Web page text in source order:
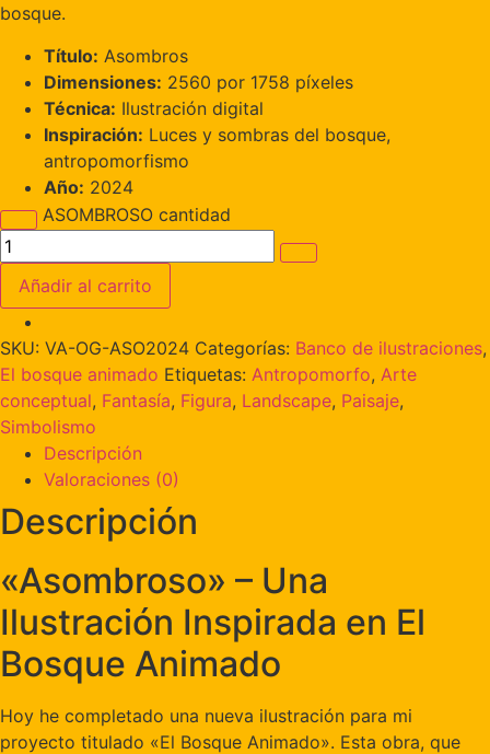
bosque.
Título: Asombros
Dimensiones: 2560 por 1758 píxeles
Técnica: Ilustración digital
Inspiración: Luces y sombras del bosque,
antropomorfismo
Año: 2024
ASOMBROSO cantidad
Añadir al carrito
SKU: VA-OG-ASO2024 Categorías: Banco de ilustraciones,
El bosque animado Etiquetas: Antropomorfo, Arte
conceptual, Fantasía, Figura, Landscape, Paisaje,
Simbolismo
Descripción
Valoraciones (0)
Descripción
«Asombroso» – Una
Ilustración Inspirada en El
Bosque Animado
Hoy he completado una nueva ilustración para mi
proyecto titulado «El Bosque Animado». Esta obra, que